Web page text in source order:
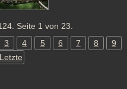
Seite 1 von 23.
3 4 5 6 7 8
9
Letzte